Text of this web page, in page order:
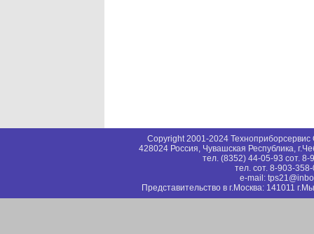
Copyright 2001-2024
428024 Россия, Чувашская Республика,
тел. (8352) 44-05-93 сот.
тел. сот. 8-903-
e-mail:
Представительство в г.Москва: 141011